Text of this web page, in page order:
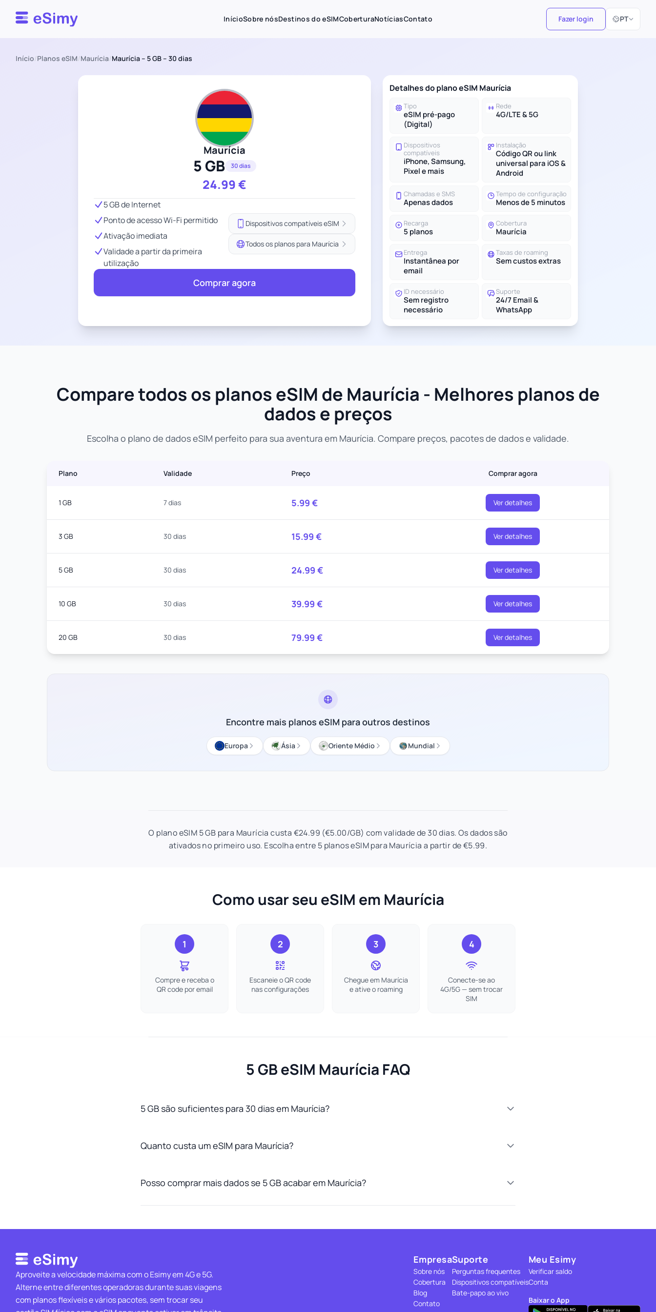
Esimy InícioSobre nósDestinos do eSIMCoberturaNotíciasContato Fazer login PT
Selecionar
Início/Planos eSIM/Maurícia/Maurícia – 5 GB – 30 dias
Maurícia
5 GB 30 dias
24.99€
5 GB de Internet
Ponto de acesso Wi-Fi permitido
Ativação imediata
Validade a partir da primeira
utilização
Dispositivos compatíveis eSIM
Todos os planos para Maurícia
Comprar agora
Detalhes do plano eSIM Maurícia
Tipo
eSIM pré-pago
(Digital)
Rede
4G/LTE & 5G
Dispositivos
compatíveis
iPhone, Samsung,
Pixel e mais
Instalação
Código QR ou link
universal para iOS &
Android
Chamadas e SMS
Apenas dados
Tempo de configuração
Menos de 5 minutos
Recarga
5 planos
Cobertura
Maurícia
Entrega
Instantânea por
email
Taxas de roaming
Sem custos extras
ID necessário
Sem registro
necessário
Suporte
24/7 Email &
WhatsApp
Compare todos os planos eSIM de Maurícia - Melhores planos de
dados e preços
Escolha o plano de dados eSIM perfeito para sua aventura em Maurícia. Compare preços, pacotes de dados e validade.
Plano Validade Preço Comprar agora
1 GB 7 dias 5.99 € Ver detalhes
3 GB 30 dias 15.99 € Ver detalhes
5 GB 30 dias 24.99 € Ver detalhes
10 GB 30 dias 39.99 € Ver detalhes
20 GB 30 dias 79.99 € Ver detalhes
Encontre mais planos eSIM para outros destinos
Europa Ásia Oriente Médio Mundial
O plano eSIM 5 GB para Maurícia custa €24.99 (€5.00/GB) com validade de 30 dias. Os dados são
ativados no primeiro uso. Escolha entre 5 planos eSIM para Maurícia a partir de €5.99.
Como usar seu eSIM em Maurícia
1
Compre e receba o
QR code por email
2
Escaneie o QR code
nas configurações
3
Chegue em Maurícia
e ative o roaming
4
Conecte-se ao
4G/5G — sem trocar
SIM
5 GB eSIM Maurícia FAQ
5 GB são suficientes para 30 dias em Maurícia?
Quanto custa um eSIM para Maurícia?
Posso comprar mais dados se 5 GB acabar em Maurícia?
Aproveite a velocidade máxima com o Esimy em 4G e 5G.
Alterne entre diferentes operadoras durante suas viagens
com planos flexíveis e vários pacotes, sem trocar seu
Empresa
Sobre nós
Cobertura
Blog
Contato
Suporte
Perguntas frequentes
Dispositivos compatíveis
Bate-papo ao vivo
Meu Esimy
Verificar saldo
Conta
Baixar o App